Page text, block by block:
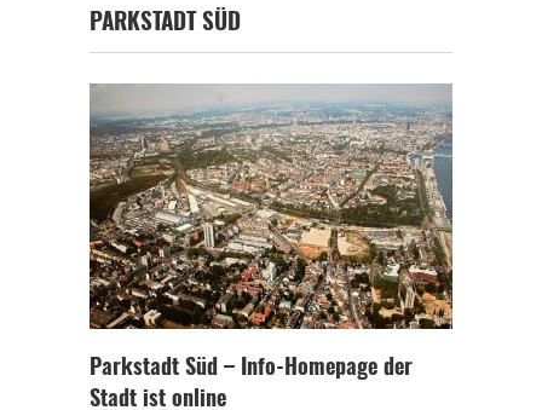
PARKSTADT SÜD
Parkstadt Süd – Info-Homepage der
Stadt ist online